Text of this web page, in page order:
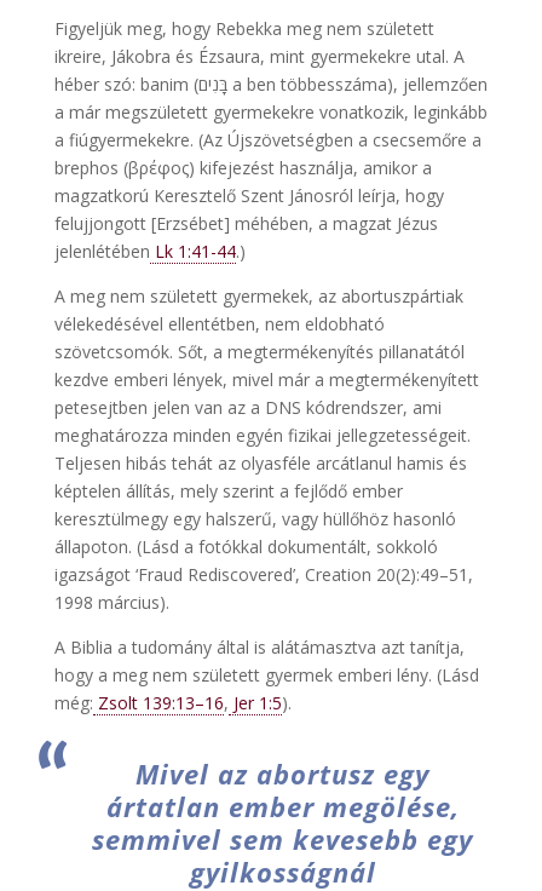
Figyeljük meg, hogy Rebekka meg nem született
ikreire, Jákobra és Ézsaura, mint gyermekekre utal. A
héber szó: banim (בָּנִים a ben többesszáma), jellemzően
a már megszületett gyermekekre vonatkozik, leginkább
a fiúgyermekekre. (Az Újszövetségben a csecsemőre a
brephos (βρέφος) kifejezést használja, amikor a
magzatkorú Keresztelő Szent Jánosról leírja, hogy
felujjongott [Erzsébet] méhében, a magzat Jézus
jelenlétében Lk 1:41-44.)
A meg nem született gyermekek, az abortuszpártiak
vélekedésével ellentétben, nem eldobható
szövetcsomók. Sőt, a megtermékenyítés pillanatától
kezdve emberi lények, mivel már a megtermékenyített
petesejtben jelen van az a DNS kódrendszer, ami
meghatározza minden egyén fizikai jellegzetességeit.
Teljesen hibás tehát az olyasféle arcátlanul hamis és
képtelen állítás, mely szerint a fejlődő ember
keresztülmegy egy halszerű, vagy hüllőhöz hasonló
állapoton. (Lásd a fotókkal dokumentált, sokkoló
igazságot ‘Fraud Rediscovered’, Creation 20(2):49–51,
1998 március).
A Biblia a tudomány által is alátámasztva azt tanítja,
hogy a meg nem született gyermek emberi lény. (Lásd
még: Zsolt 139:13–16, Jer 1:5).
Mivel az abortusz egy
ártatlan ember megölése,
semmivel sem kevesebb egy
gyilkosságnál